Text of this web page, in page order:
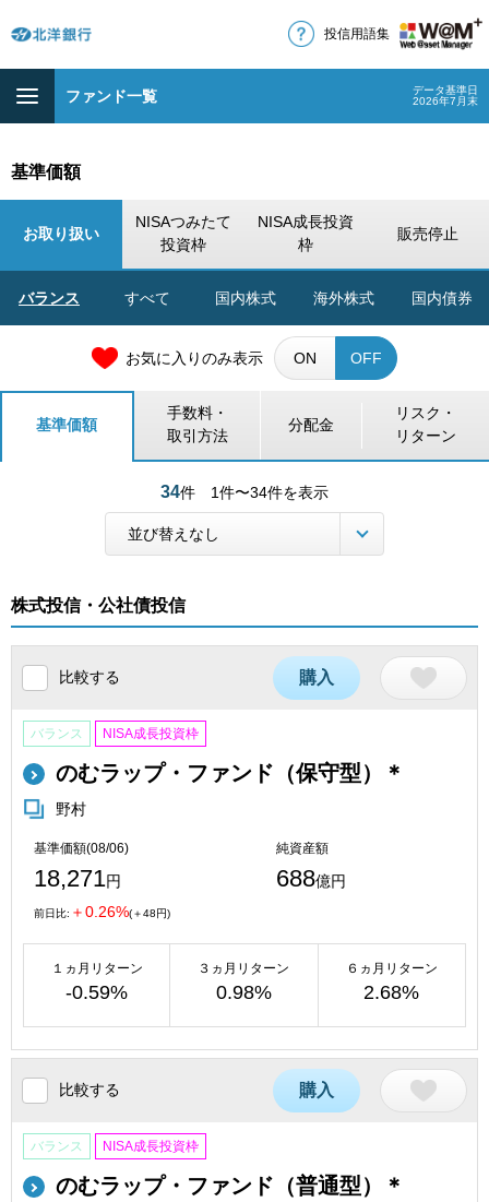
投信用語集
ファンド一覧
データ基準日
2026年7月末
基準価額
お取り扱い
NISAつみたて
投資枠
NISA成長投資
枠
販売停止
バランス すべて 国内株式 海外株式 国内債券
お気に入りのみ表示 ON OFF
基準価額
手数料・
取引方法
分配金
リスク・
リターン
34件 1件〜34件を表示
株式投信・公社債投信
比較する 購入
バランス NISA成長投資枠
のむラップ・ファンド（保守型）＊
野村
基準価額(08/06)
18,271円
純資産額
688億円
前日比: ＋0.26%(＋48円)
１ヵ月リターン
-0.59%
３ヵ月リターン
0.98%
６ヵ月リターン
2.68%
比較する 購入
バランス NISA成長投資枠
のむラップ・ファンド（普通型）＊